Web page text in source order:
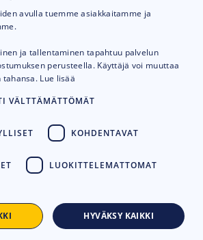
MAKSUTAVAT
oy. Toteutus: Avoin.Systems
avulla tuemme asiakkaitamme ja
ja tallentaminen tapahtuu palvelun
perusteella. Käyttäjä voi muuttaa
tahansa. Lue lisää
VÄLTTÄMÄTTÖMÄT
KOHDENTAVAT
LUOKITTELEMATTOMAT
HYVÄKSY KAIKKI